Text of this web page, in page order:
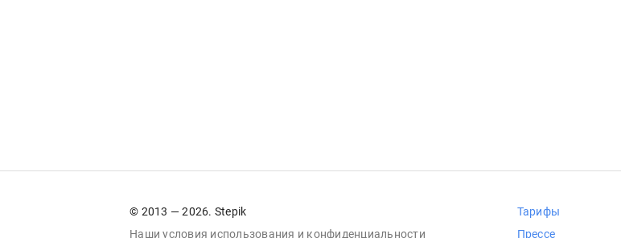
© 2013 — 2026. Stepik
Наши условия использования и конфиденциальности
Тарифы
Прессе